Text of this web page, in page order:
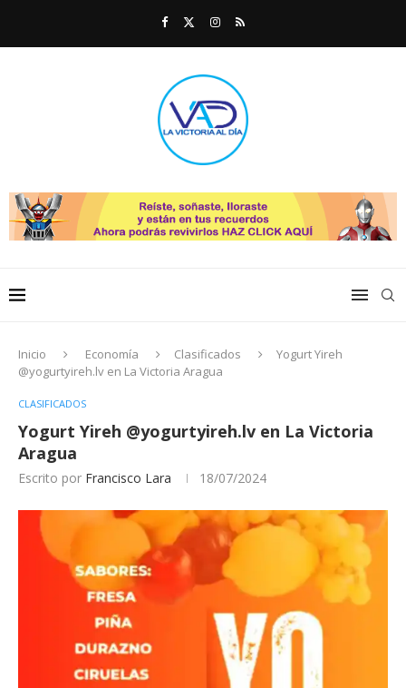
Inicio Economía Clasificados
Yogurt Yireh
@yogurtyireh.lv en La Victoria Aragua
CLASIFICADOS
Yogurt Yireh @yogurtyireh.lv en La Victoria
Aragua
Escrito por Francisco Lara 18/07/2024